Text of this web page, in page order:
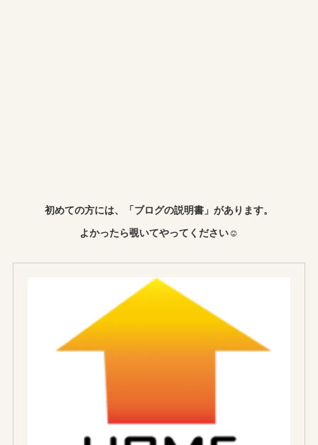
初めての方には、「ブログの説明書」があります。
よかったら覗いてやってください☺︎